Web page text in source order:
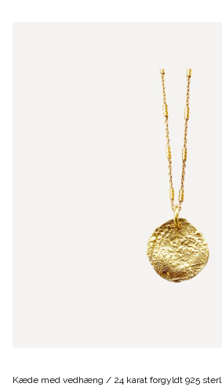
Kæde med vedhæng / 24 karat forgyldt 925